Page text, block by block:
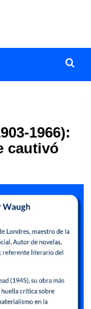
1966):
cautivó